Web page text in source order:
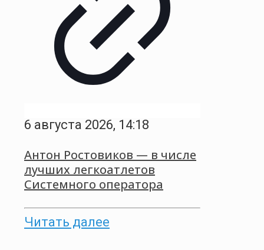
6 августа 2026, 14:18
Антон Ростовиков — в числе
лучших легкоатлетов
Системного оператора
Читать далее